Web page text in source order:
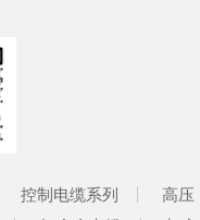
控制电缆系列
高压